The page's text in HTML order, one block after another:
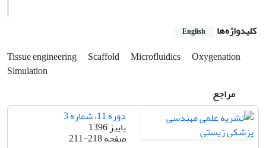
کلیدواژه‌ها English
Tissue engineering Scaffold Microfluidics
Oxygenation
Simulation
مراجع
دوره 11، شماره 3
پاییز 1396
صفحه211-218